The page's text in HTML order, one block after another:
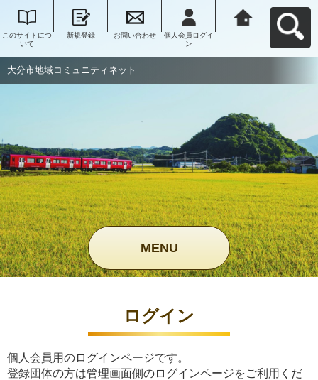
このサイトにつ
いて
新規登録 お問い合わせ
個人会員ログイ
ン
大分市地域コミュニティネット
MENU
ログイン
個人会員用のログインページです。
登録団体の方は管理画面側のログインページをご利用くだ